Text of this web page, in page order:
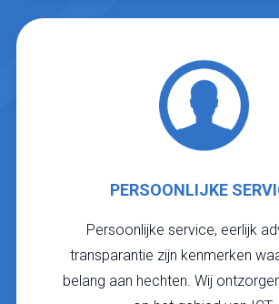
PERSOONLIJKE
Persoonlijke service, eerlijk
transparantie zijn kenmerken
belang aan hechten. Wij